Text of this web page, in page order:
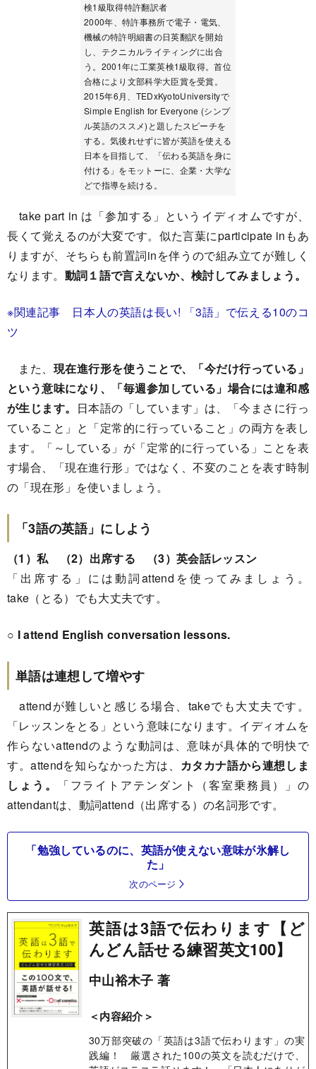
検1級取得特許翻訳者
2000年、特許事務所で電子・電気、
機械の特許明細書の日英翻訳を開始
し、テクニカルライティングに出合
う。2001年に工業英検1級取得。首位
合格により文部科学大臣賞を受賞。
2015年6月、TEDxKyotoUniversityで
Simple English for Everyone (シンプ
ル英語のススメ)と題したスピーチを
する。気後れせずに皆が英語を使える
日本を目指して、「伝わる英語を身に
付ける」をモットーに、企業・大学な
どで指導を続ける。
take part in は「参加する」というイディオムですが、
長くて覚えるのが大変です。似た言葉にparticipate inもあ
りますが、そちらも前置詞inを伴うので組み立てが難しく
なります。 動詞１語で言えないか、検討してみましょう。
※関連記事 日本人の英語は長い! 「3語」で伝える10のコ
ツ
また、 現在進行形を使うことで、「今だけ行っている」
という意味になり、「毎週参加している」場合には違和感
が生じます。 日本語の「しています」は、「今まさに行っ
ていること」と「定常的に行っていること」の両方を表し
ます。「～している」が「定常的に行っている」ことを表
す場合、「現在進行形」ではなく、不変のことを表す時制
の「現在形」を使いましょう。
「3語の英語」にしよう
（1）私 （2）出席する （3）英会話レッスン
「出席する」には動詞attendを使ってみましょう。
take（とる）でも大丈夫です。
○ I attend English conversation lessons.
単語は連想して増やす
attendが難しいと感じる場合、takeでも大丈夫です。
「レッスンをとる」という意味になります。イディオムを
作らないattendのような動詞は、意味が具体的で明快で
す。attendを知らなかった方は、 カタカナ語から連想しま
しょう。
「フライトアテンダント（客室乗務員）」の
attendantは、動詞attend（出席する）の名詞形です。
「勉強しているのに、英語が使えない意味が氷解し
た」
次のページ
英語は3語で伝わります【ど
んどん話せる練習英文100】
中山裕木子 著
＜内容紹介＞
30万部突破の「英語は3語で伝わります」の実
践編！ 厳選された100の英文を読むだけで、